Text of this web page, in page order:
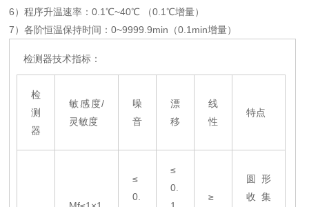
6）程序升温速率：0.1℃~40℃ （0.1℃增量）
7）各阶恒温保持时间：0~9999.9min（0.1min增量）
检测器技术指标：
检
测
器
敏感度/
灵敏度
噪
音
漂
移
线
性
特点
≤
0.
≤
0.
≥
圆形
收集